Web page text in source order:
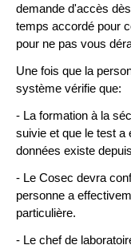
demande d'accès
temps accordé pour
pour ne pas vous
Une fois que la
système vérifie que:
- La formation à la
suivie et que le test
données existe
- Le Cosec devra
personne a
particulière.
- Le chef de